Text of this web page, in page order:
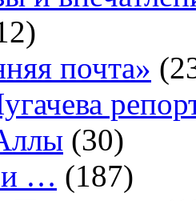
почта»
(30)
и … (187)